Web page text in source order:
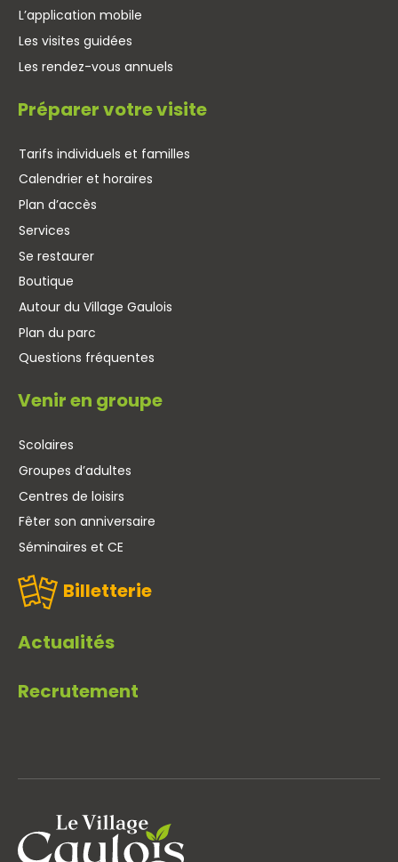
L’application mobile
Les visites guidées
Les rendez-vous annuels
Préparer votre visite
Tarifs individuels et familles
Calendrier et horaires
Plan d’accès
Services
Se restaurer
Boutique
Autour du Village Gaulois
Plan du parc
Questions fréquentes
Venir en groupe
Scolaires
Groupes d’adultes
Centres de loisirs
Fêter son anniversaire
Séminaires et CE
Billetterie
Actualités
Recrutement